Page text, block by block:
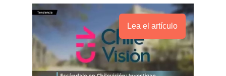
Lea el artículo